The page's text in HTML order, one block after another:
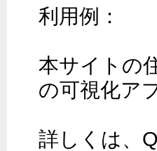
利用例：
本サイトの
の可視化ア
詳しくは、